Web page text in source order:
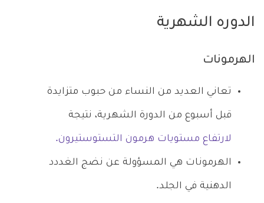
الدوره الشهرية
الهرمونات
تعاني العديد من النساء من حبوب متزايدة
قبل أسبوع من الدورة الشهرية، نتيجة
لارتفاع مستويات هرمون التستوستيرون.
الهرمونات هي المسؤولة عن نضج الغددد
الدهنية في الجلد.